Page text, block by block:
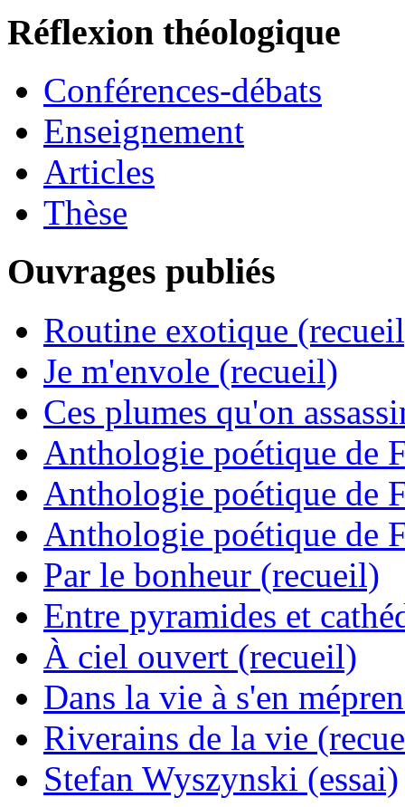
Réflexion théologique
Conférences-débats
Enseignement
Articles
Thèse
Ouvrages publiés
Routine exotique
Je m'envole (recueil)
Ces plumes qu'on
Anthologie poétique de
Anthologie poétique de
Anthologie poétique de
Par le bonheur (recueil)
Entre pyramides et
À ciel ouvert (recueil)
Dans la vie à s'en
Riverains de la vie
Stefan Wyszynski (essai)